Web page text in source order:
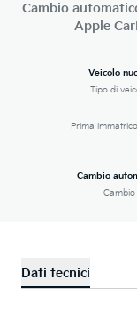
Cambio
Apple
Veicolo
Tipo di
Prima
Cambio
Cambio
Dati tecnici